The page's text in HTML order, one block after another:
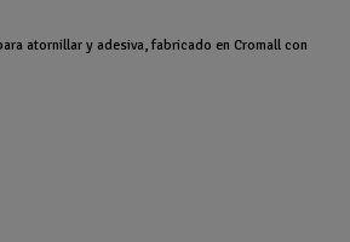
atornillar y adesiva, fabricado en Cromall con